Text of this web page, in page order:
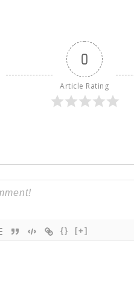
0
Article Rating
{} [+]
वर्मा ट्रस्ट देगा देश का सबसे बड़ा साहित्यिक
सम्मान, राशि होगी 21 लाख